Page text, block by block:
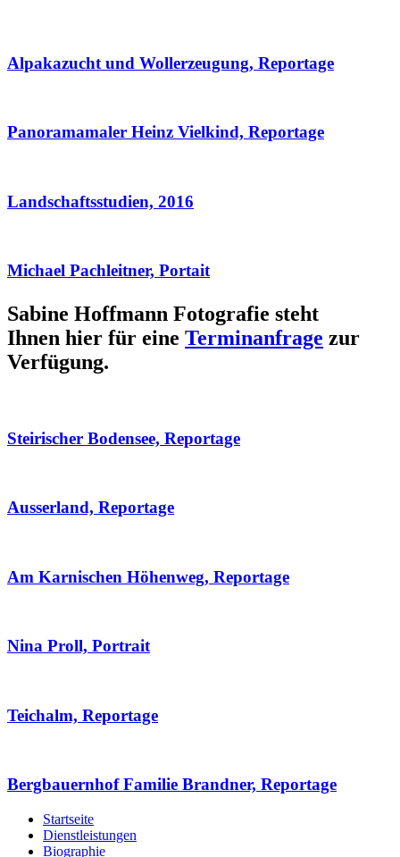
Alpakazucht und Wollerzeugung, Reportage
Panoramamaler Heinz Vielkind, Reportage
Landschaftsstudien, 2016
Michael Pachleitner, Portait
Sabine Hoffmann Fotografie steht
Ihnen hier für eine Terminanfrage zur
Verfügung.
Steirischer Bodensee, Reportage
Ausserland, Reportage
Am Karnischen Höhenweg, Reportage
Nina Proll, Portrait
Teichalm, Reportage
Bergbauernhof Familie Brandner, Reportage
Startseite
Dienstleistungen
Biographie